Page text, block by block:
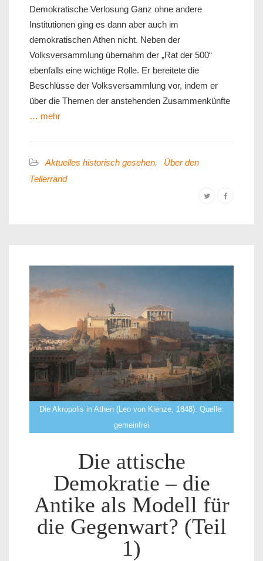
Demokratische Verlosung Ganz ohne andere
Institutionen ging es dann aber auch im
demokratischen Athen nicht. Neben der
Volksversammlung übernahm der „Rat der 500“
ebenfalls eine wichtige Rolle. Er bereitete die
Beschlüsse der Volksversammlung vor, indem er
über die Themen der anstehenden Zusammenkünfte
… mehr
Aktuelles historisch gesehen,
Über den
Tellerrand
Die Akropolis in Athen (Leo von Klenze, 1848). Quelle:
gemeinfrei
Die attische
Demokratie – die
Antike als Modell für
die Gegenwart? (Teil
1)